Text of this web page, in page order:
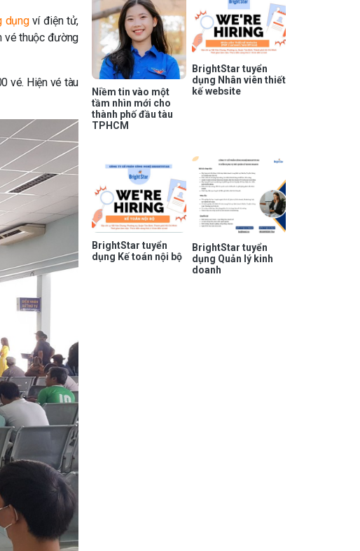
dụngví điện tử,
vé thuộc đường
vé. Hiện vé tàu
Niềm tin vào một
tầm nhìn mới cho
thành phố đầu tàu
TPHCM
BrightStar tuyển
dụng Nhân viên thiết
kế website
BrightStar tuyển
dụng Kế toán nội bộ
BrightStar tuyển
dụng Quản lý kinh
doanh